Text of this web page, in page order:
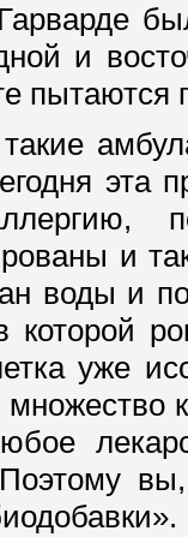
и
эта
и
воды и
которой
уже